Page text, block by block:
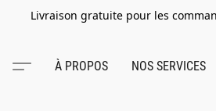
Livraison gratuite pour les
À PROPOS NOS SERVICES